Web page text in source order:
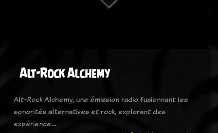
Alt-Rock Alchemy
Alt-Rock Alchemy, une émission radio fusionnant les
sonorités alternatives et rock, explorant des
expérience…